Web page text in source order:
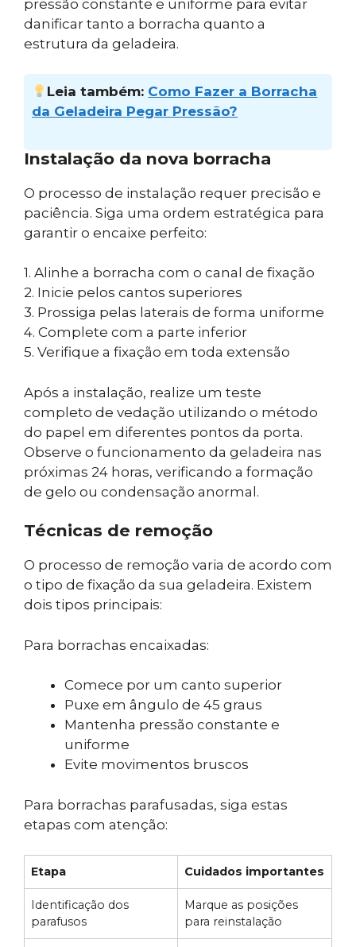
pressão constante e uniforme para evitar
danificar tanto a borracha quanto a
estrutura da geladeira.
Leia também: Como Fazer a Borracha
da Geladeira Pegar Pressão?
Instalação da nova borracha
O processo de instalação requer precisão e
paciência. Siga uma ordem estratégica para
garantir o encaixe perfeito:
1. Alinhe a borracha com o canal de fixação
2. Inicie pelos cantos superiores
3. Prossiga pelas laterais de forma uniforme
4. Complete com a parte inferior
5. Verifique a fixação em toda extensão
Após a instalação, realize um teste
completo de vedação utilizando o método
do papel em diferentes pontos da porta.
Observe o funcionamento da geladeira nas
próximas 24 horas, verificando a formação
de gelo ou condensação anormal.
Técnicas de remoção
O processo de remoção varia de acordo com
o tipo de fixação da sua geladeira. Existem
dois tipos principais:
Para borrachas encaixadas:
Comece por um canto superior
Puxe em ângulo de 45 graus
Mantenha pressão constante e
uniforme
Evite movimentos bruscos
Para borrachas parafusadas, siga estas
etapas com atenção:
Etapa Cuidados importantes
Identificação dos
parafusos
Marque as posições
para reinstalação